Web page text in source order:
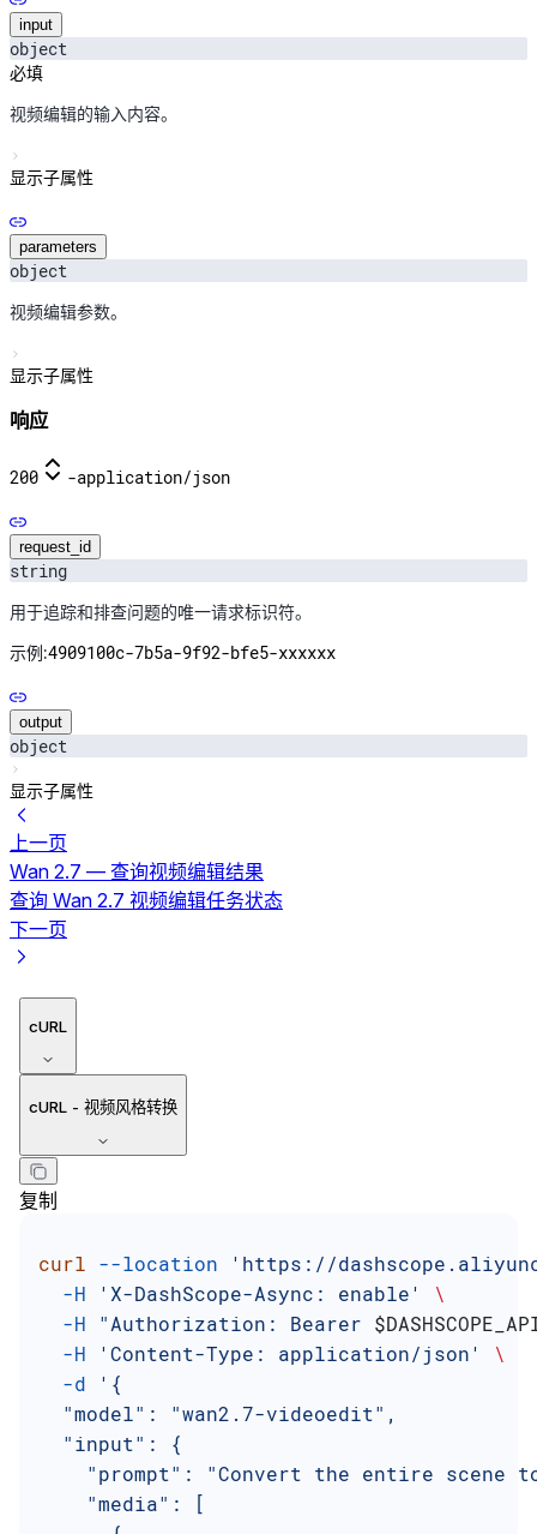
input
object
必填
视频编辑的输入内容。
显示子属性
parameters
object
视频编辑参数。
显示子属性
响应
200 -application/json
request_id
string
用于追踪和排查问题的唯一请求标识符。
示例:4909100c-7b5a-9f92-bfe5-xxxxxx
output
object
显示子属性
上一页
Wan 2.7 — 查询视频编辑结果
查询 Wan 2.7 视频编辑任务状态
下一页
cURL
cURL - 视频风格转换
复制
curl --location 'https://
  -H
'X-DashScope-Async: enable'
\
  -H
"Authorization: Bearer
  -H
'Content-Type: application/json'
\
  -d
'{
  "model": "wan2.7-videoedit",
  "input": {
"prompt": "Convert the entire scene
    "media": [